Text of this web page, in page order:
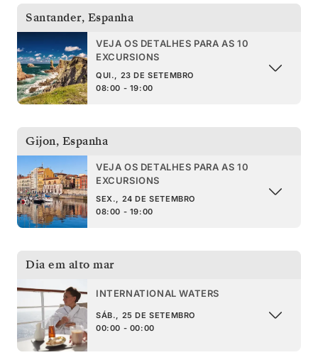
Santander, Espanha
VEJA OS DETALHES PARA AS 10
EXCURSIONS
QUI., 23 DE SETEMBRO
08:00 - 19:00
Gijon, Espanha
VEJA OS DETALHES PARA AS 10
EXCURSIONS
SEX., 24 DE SETEMBRO
08:00 - 19:00
Dia em alto mar
INTERNATIONAL WATERS
SÁB., 25 DE SETEMBRO
00:00 - 00:00